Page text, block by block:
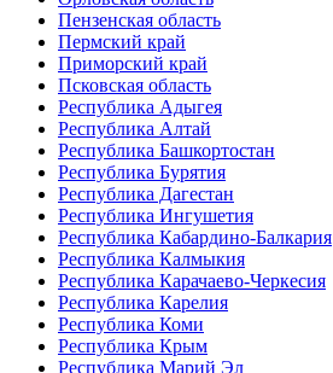
Пензенская область
Пермский край
Приморский край
Псковская область
Республика Адыгея
Республика Алтай
Республика Башкортостан
Республика Бурятия
Республика Дагестан
Республика Ингушетия
Республика Кабардино-Балкария
Республика Калмыкия
Республика Карачаево-Черкесия
Республика Карелия
Республика Коми
Республика Крым
Республика Марий Эл